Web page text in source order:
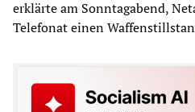
erklärte am Sonntagabend,
Telefonat einen